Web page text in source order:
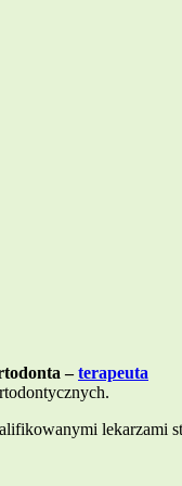
–terapeuta
lekarzami